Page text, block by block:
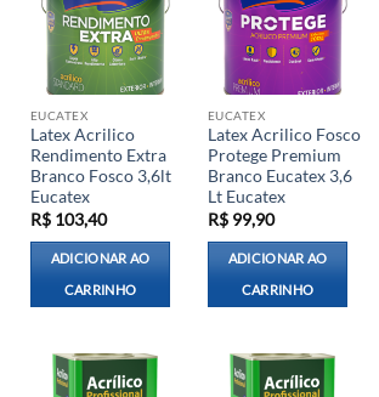
EUCATEX
Latex Acrilico
Rendimento Extra
Branco Fosco 3,6lt
Eucatex
R$103,40
ADICIONAR AO
CARRINHO
EUCATEX
Latex Acrilico Fosco
Protege Premium
Branco Eucatex 3,6
Lt Eucatex
R$99,90
ADICIONAR AO
CARRINHO